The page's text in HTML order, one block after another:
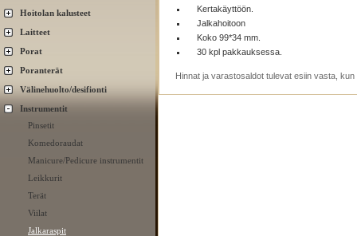
Hoitolan kalusteet
Laitteet
Porat
Poranterät
Välinehuolto/desifionti
Instrumentit
Pinsetit
Komedoraudat
Manicure/Pedicure instrumentit
Leikkurit
Terät
Viilat
Jalkaraspit
Kertakäyttöön.
Jalkahoitoon
Koko 99*34 mm.
30 kpl pakkauksessa.
Hinnat ja varastosaldot tulevat esiin vasta,